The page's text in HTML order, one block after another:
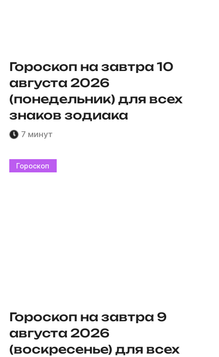
Гороскоп на завтра 10
августа 2026
(понедельник) для всех
знаков зодиака
7 минут
Гороскоп
Гороскоп на завтра 9
августа 2026
(воскресенье) для всех